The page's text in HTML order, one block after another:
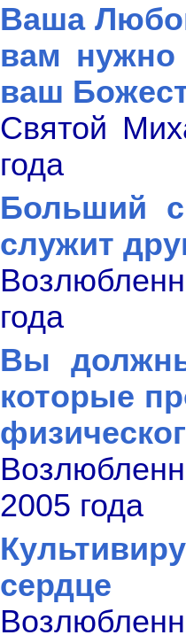
Ваша
вам нужно
ваш
Святой
года
Больший
служит
года
Вы
которые
2005 года
сердце